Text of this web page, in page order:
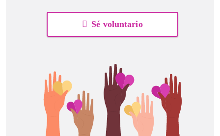
Sé voluntario